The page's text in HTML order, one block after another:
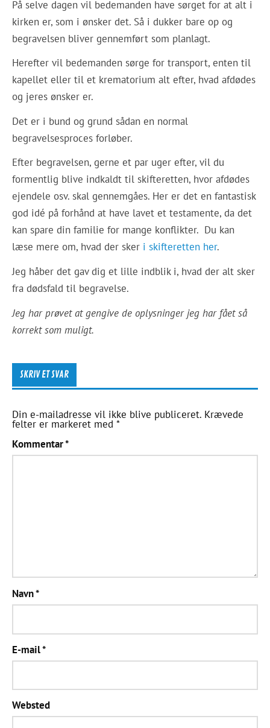
På selve dagen vil bedemanden have sørget for at alt i
kirken er, som i ønsker det. Så i dukker bare op og
begravelsen bliver gennemført som planlagt.
Herefter vil bedemanden sørge for transport, enten til
kapellet eller til et krematorium alt efter, hvad afdødes
og jeres ønsker er.
Det er i bund og grund sådan en normal
begravelsesproces forløber.
Efter begravelsen, gerne et par uger efter, vil du
formentlig blive indkaldt til skifteretten, hvor afdødes
ejendele osv. skal gennemgåes. Her er det en fantastisk
god idé på forhånd at have lavet et testamente, da det
kan spare din familie for mange konflikter. Du kan
læse mere om, hvad der sker i skifteretten her.
Jeg håber det gav dig et lille indblik i, hvad der alt sker
fra dødsfald til begravelse.
Jeg har prøvet at gengive de oplysninger jeg har fået så
korrekt som muligt.
SKRIV ET SVAR
Din e-mailadresse vil ikke blive publiceret. Krævede
felter er markeret med*
Kommentar*
Navn*
E-mail*
Websted